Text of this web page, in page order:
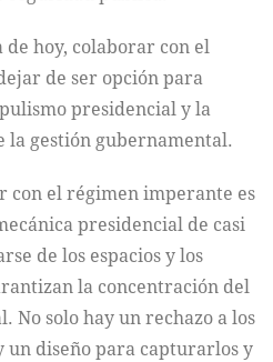
hoy, colaborar con el
de ser opción para
presidencial y la
la gestión gubernamental.
con el régimen imperante es
presidencial de casi
de los espacios y los
la concentración del
No solo hay un rechazo a los
un diseño para capturarlos y